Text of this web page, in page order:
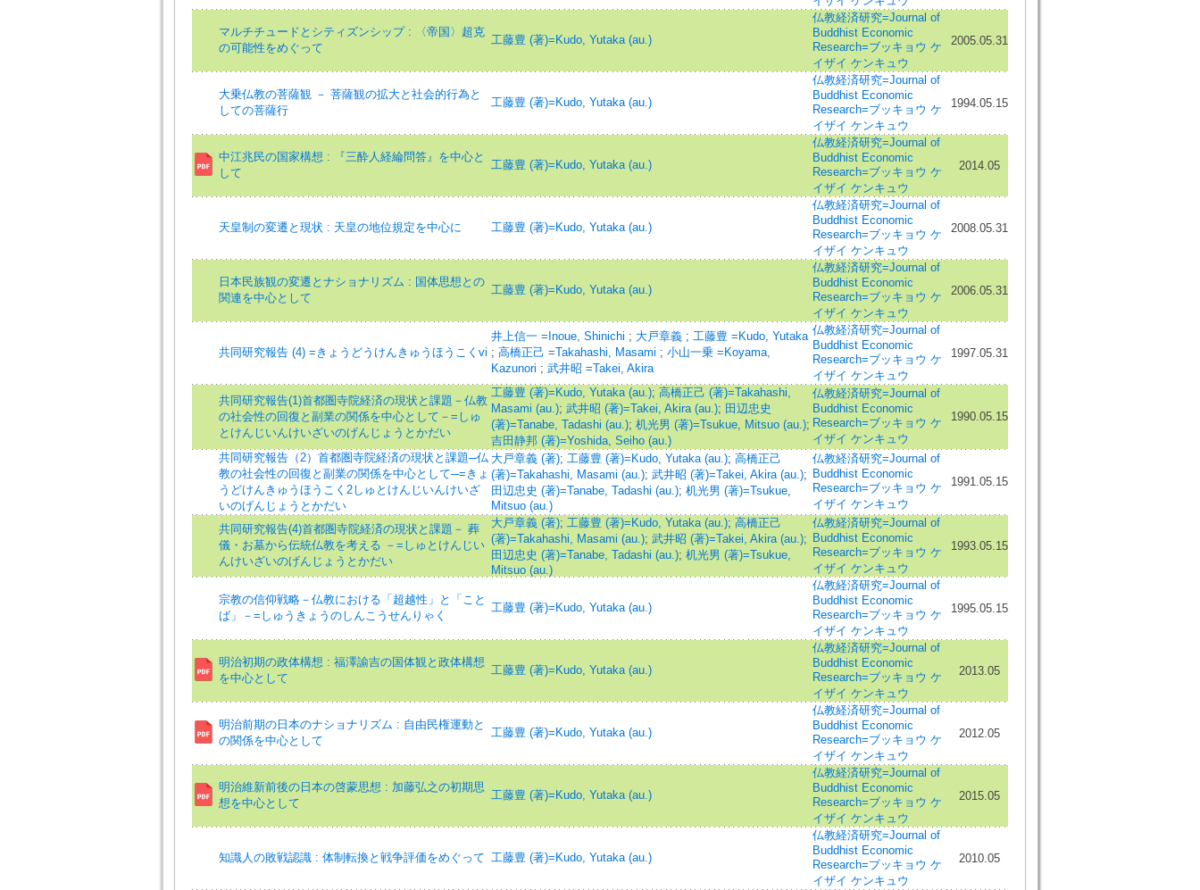
マルチチュードとシティズンシップ : 〈帝国〉超克
の可能性をめぐって
工藤豊 (著)=Kudo, Yutaka (au.)
仏教経済研究=Journal of
Buddhist Economic
Research=ブッキョウ ケ
イザイ ケンキュウ
2005.05.31
大乗仏教の菩薩観 － 菩薩観の拡大と社会的行為と
しての菩薩行
工藤豊 (著)=Kudo, Yutaka (au.)
仏教経済研究=Journal of
Buddhist Economic
Research=ブッキョウ ケ
イザイ ケンキュウ
1994.05.15
中江兆民の国家構想 : 『三酔人経綸問答』を中心と
して
工藤豊 (著)=Kudo, Yutaka (au.)
仏教経済研究=Journal of
Buddhist Economic
Research=ブッキョウ ケ
イザイ ケンキュウ
2014.05
天皇制の変遷と現状 : 天皇の地位規定を中心に 工藤豊 (著)=Kudo, Yutaka (au.)
仏教経済研究=Journal of
Buddhist Economic
Research=ブッキョウ ケ
イザイ ケンキュウ
2008.05.31
日本民族観の変遷とナショナリズム : 国体思想との
関連を中心として
工藤豊 (著)=Kudo, Yutaka (au.)
仏教経済研究=Journal of
Buddhist Economic
Research=ブッキョウ ケ
イザイ ケンキュウ
2006.05.31
共同研究報告 (4) =きょうどうけんきゅうほうこくvi
井上信一 =Inoue, Shinichi ; 大戸章義 ; 工藤豊 =Kudo, Yutaka
; 高橋正己 =Takahashi, Masami ; 小山一乗 =Koyama,
Kazunori ; 武井昭 =Takei, Akira
仏教経済研究=Journal of
Buddhist Economic
Research=ブッキョウ ケ
イザイ ケンキュウ
1997.05.31
共同研究報告(1)首都圏寺院経済の現状と課題－仏教
の社会性の回復と副業の関係を中心として－=しゅ
とけんじいんけいざいのげんじょうとかだい
工藤豊 (著)=Kudo, Yutaka (au.); 高橋正己 (著)=Takahashi,
Masami (au.); 武井昭 (著)=Takei, Akira (au.); 田辺忠史
(著)=Tanabe, Tadashi (au.); 机光男 (著)=Tsukue, Mitsuo (au.);
吉田静邦 (著)=Yoshida, Seiho (au.)
仏教経済研究=Journal of
Buddhist Economic
Research=ブッキョウ ケ
イザイ ケンキュウ
1990.05.15
共同研究報告（2）首都圏寺院経済の現状と課題─仏
教の社会性の回復と副業の関係を中心として─=きょ
うどけんきゅうほうこく2しゅとけんじいんけいざ
いのげんじょうとかだい
大戸章義 (著); 工藤豊 (著)=Kudo, Yutaka (au.); 高橋正己
(著)=Takahashi, Masami (au.); 武井昭 (著)=Takei, Akira (au.);
田辺忠史 (著)=Tanabe, Tadashi (au.); 机光男 (著)=Tsukue,
Mitsuo (au.)
仏教経済研究=Journal of
Buddhist Economic
Research=ブッキョウ ケ
イザイ ケンキュウ
1991.05.15
共同研究報告(4)首都圏寺院経済の現状と課題－ 葬
儀・お墓から伝統仏教を考える －=しゅとけんじい
んけいざいのげんじょうとかだい
大戸章義 (著); 工藤豊 (著)=Kudo, Yutaka (au.); 高橋正己
(著)=Takahashi, Masami (au.); 武井昭 (著)=Takei, Akira (au.);
田辺忠史 (著)=Tanabe, Tadashi (au.); 机光男 (著)=Tsukue,
Mitsuo (au.)
仏教経済研究=Journal of
Buddhist Economic
Research=ブッキョウ ケ
イザイ ケンキュウ
1993.05.15
宗教の信仰戦略－仏教における「超越性」と「こと
ば」－=しゅうきょうのしんこうせんりゃく
工藤豊 (著)=Kudo, Yutaka (au.)
仏教経済研究=Journal of
Buddhist Economic
Research=ブッキョウ ケ
イザイ ケンキュウ
1995.05.15
明治初期の政体構想 : 福澤諭吉の国体観と政体構想
を中心として
工藤豊 (著)=Kudo, Yutaka (au.)
仏教経済研究=Journal of
Buddhist Economic
Research=ブッキョウ ケ
イザイ ケンキュウ
2013.05
明治前期の日本のナショナリズム : 自由民権運動と
の関係を中心として
工藤豊 (著)=Kudo, Yutaka (au.)
仏教経済研究=Journal of
Buddhist Economic
Research=ブッキョウ ケ
イザイ ケンキュウ
2012.05
明治維新前後の日本の啓蒙思想 : 加藤弘之の初期思
想を中心として
工藤豊 (著)=Kudo, Yutaka (au.)
仏教経済研究=Journal of
Buddhist Economic
Research=ブッキョウ ケ
イザイ ケンキュウ
2015.05
知識人の敗戦認識 : 体制転換と戦争評価をめぐって 工藤豊 (著)=Kudo, Yutaka (au.)
仏教経済研究=Journal of
Buddhist Economic
Research=ブッキョウ ケ
イザイ ケンキュウ
2010.05